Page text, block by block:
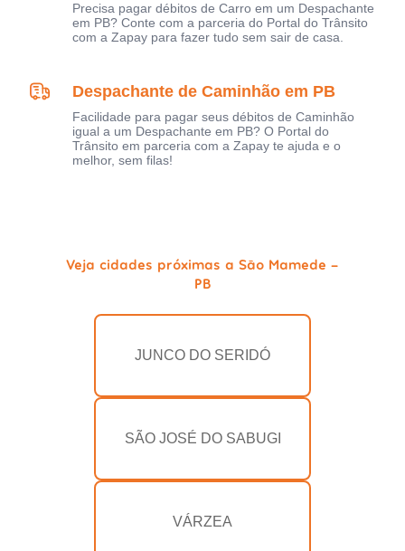
Precisa pagar débitos de Carro em um Despachante
em PB? Conte com a parceria do Portal do Trânsito
com a Zapay para fazer tudo sem sair de casa.
Despachante de Caminhão em PB
Facilidade para pagar seus débitos de Caminhão
igual a um Despachante em PB? O Portal do
Trânsito em parceria com a Zapay te ajuda e o
melhor, sem filas!
Veja cidades próximas a São Mamede -
PB
JUNCO DO SERIDÓ
SÃO JOSÉ DO SABUGI
VÁRZEA